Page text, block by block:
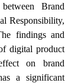
Brand
Responsibility,
findings and
digital product
on brand
a significant